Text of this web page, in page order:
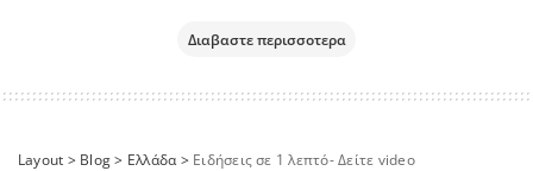
Διαβαστε περισσοτερα
Layout > Blog> Ελλάδα> Ειδήσεις σε 1 λεπτό- Δείτε video